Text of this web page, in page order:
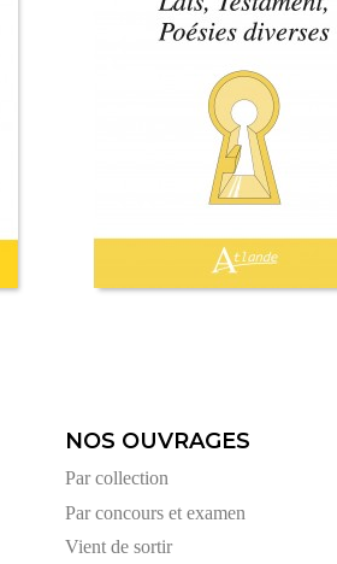
NOS OUVRAGES
Par collection
Par concours et examen
Vient de sortir